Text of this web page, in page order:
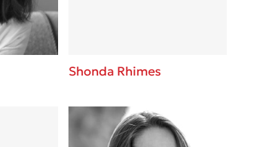
Shonda Rhimes